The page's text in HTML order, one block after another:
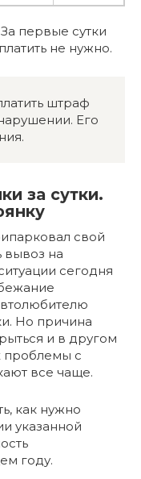
первые сутки
не нужно.
штраф
Его
за сутки.
свой
вывоз на
сегодня
Но причина
и в другом
проблемы с
все чаще.
как нужно
указанной
году.